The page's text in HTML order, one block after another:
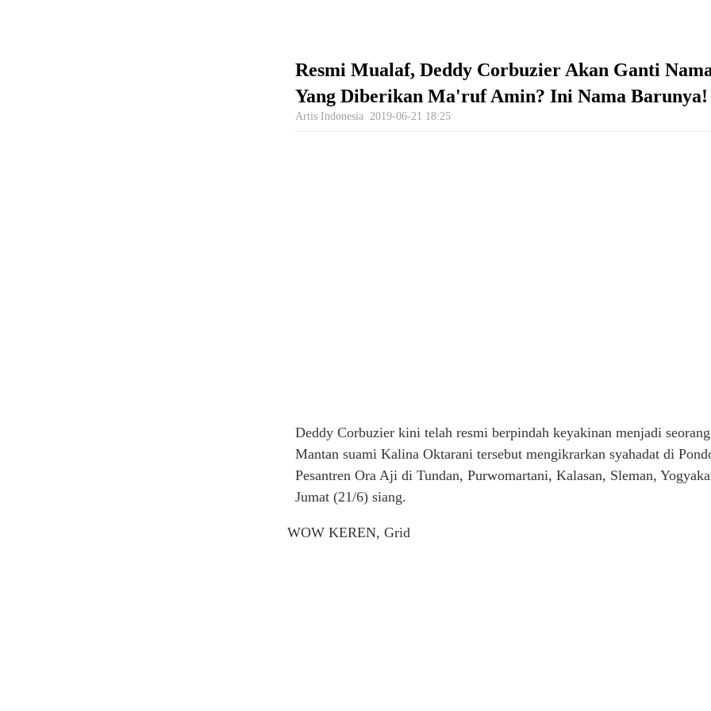
Resmi Mualaf, Deddy Corbuzier Akan Ganti
Yang Diberikan Ma'ruf Amin? Ini Nama Barunya!
Artis Indonesia 2019-06-21 18:25
Deddy Corbuzier kini telah resmi berpindah keyakinan menjadi
Mantan suami Kalina Oktarani tersebut mengikrarkan syahadat di
Pesantren Ora Aji di Tundan, Purwomartani, Kalasan, Sleman,
Jumat (21/6) siang.
WOW KEREN, Grid